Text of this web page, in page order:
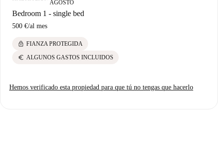
AGOSTO
Bedroom 1 - single bed
500 €/al mes
lock FIANZA PROTEGIDA
euro ALGUNOS GASTOS INCLUIDOS
Hemos verificado esta propiedad para que tú no tengas que hacerlo